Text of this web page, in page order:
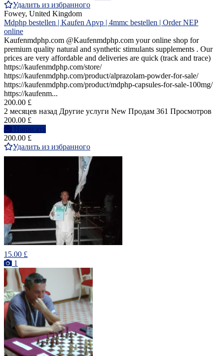
Удалить из избранного
Fowey, United Kingdom
Mdphp bestellen | Kaufen Apvp | 4mmc bestellen | Order NEP
online
Kaufenmdphp.com @Kaufenmdphp.com your online shop for
premium quality natural and synthetic stimulants supplements . Our
prices are very affordable and deliveries are quick (track and trace)
https://kaufenmdphp.com/store/
https://kaufenmdphp.com/product/alprazolam-powder-for-sale/
https://kaufenmdphp.com/product/mdphp-capsules-for-sale-100mg/
https://kaufenm...
200.00 £
2 месяцев назад Другие услуги New Продам 361 Просмотров
200.00 £
Написать
200.00 £
Удалить из избранного
15.00 £
1